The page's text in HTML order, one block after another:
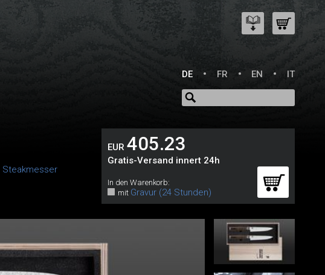
DE
FR EN IT
Steakmesser
EUR 405.23
Gratis-Versand innert 24h
In den Warenkorb:
mit Gravur (24 Stunden)